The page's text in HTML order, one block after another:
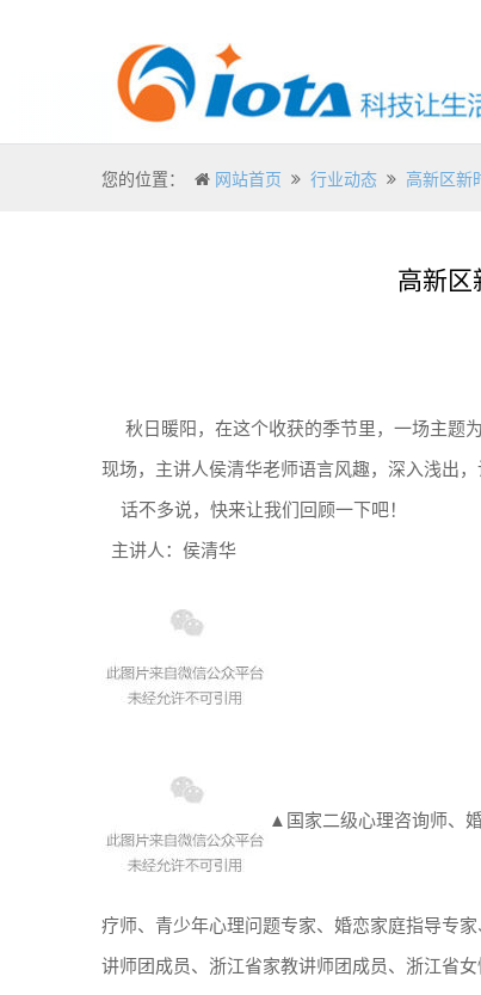
您的位置： 网站首页 行业动态 高新区新
高新区
秋日暖阳，在这个收获的季节里，一场主题
现场，主讲人侯清华老师语言风趣，深入浅出
话不多说，快来让我们回顾一下吧！
主讲人：侯清华
▲国家二级心理咨询师、
疗师、青少年心理问题专家、婚恋家庭指导专
讲师团成员、浙江省家教讲师团成员、浙江省